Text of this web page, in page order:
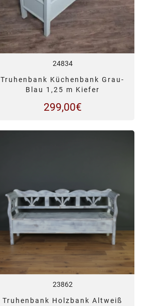
24834
Truhenbank Küchenbank Grau-
Blau 1,25 m Kiefer
299,00€
23862
Truhenbank Holzbank Altweiß